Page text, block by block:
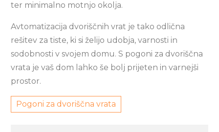
ter minimalno motnjo okolja.
Avtomatizacija dvoriščnih vrat je tako odlična
rešitev za tiste, ki si želijo udobja, varnosti in
sodobnosti v svojem domu. S pogoni za dvoriščna
vrata je vaš dom lahko še bolj prijeten in varnejši
prostor.
Pogoni za dvoriščna vrata